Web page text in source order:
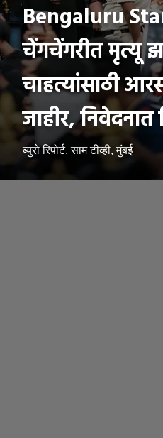
Bengaluru
चेंगचेंगरीत मृत्यू
चाहत्यांसाठी
जाहीर,
ब्युरो रिपोर्ट, साम टीव्ही, मुंबई